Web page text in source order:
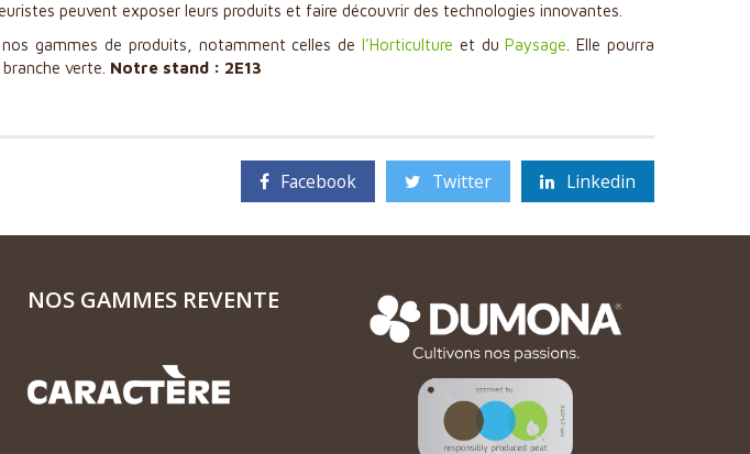
peuvent exposer leurs produits et faire découvrir des technologies innovantes.
gammes de produits, notamment celles de l’Horticulture et duPaysage . Elle pourra
verte. Notre stand : 2E13
Facebook Twitter Linkedin
NOS GAMMES REVENTE